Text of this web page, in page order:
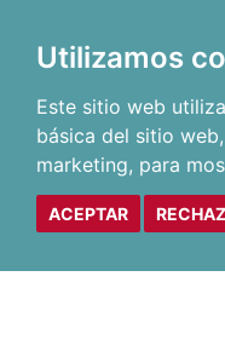
Utilizamos
Este sitio web
básica del sitio web,
marketing, para
ACEPTAR